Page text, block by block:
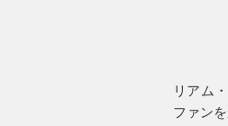
リアム
ファン